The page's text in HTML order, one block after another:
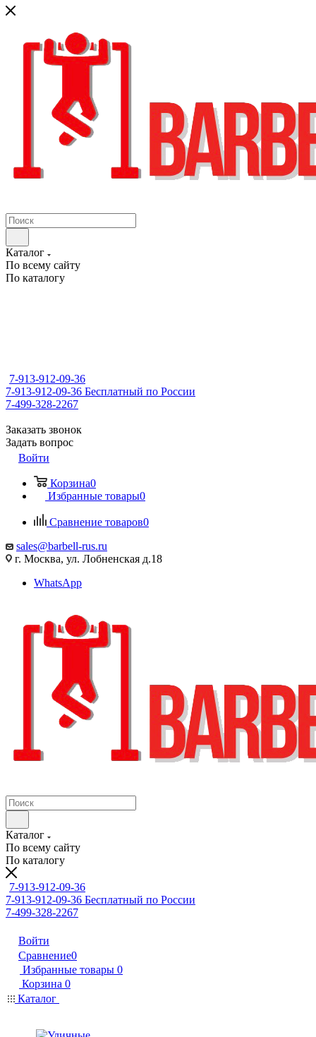
Каталог
По всему сайту
По каталогу
7-913-912-09-36
7-913-912-09-36 Бесплатный по России
7-499-328-2267
Заказать звонок
Задать вопрос
Войти
Корзина0
Избранные товары0
Сравнение товаров0
sales@barbell-rus.ru
г. Москва, ул. Лобненская д.18
WhatsApp
Каталог
По всему сайту
По каталогу
7-913-912-09-36
7-913-912-09-36 Бесплатный по России
7-499-328-2267
Войти
Сравнение0
Избранные товары 0
Корзина 0
Каталог